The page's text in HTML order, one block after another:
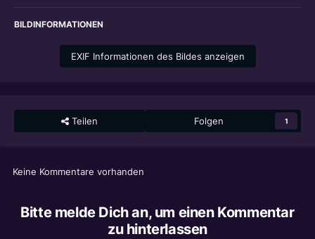
BILDINFORMATIONEN
EXIF Informationen des Bildes anzeigen
Teilen Folgen 1
Keine Kommentare vorhanden
Bitte melde Dich an, um einen Kommentar
zu hinterlassen